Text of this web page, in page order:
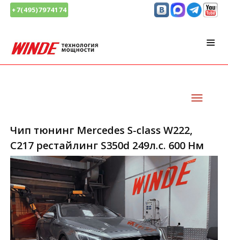
+7(495)7974174
Чип тюнинг Mercedes S-class W222,
C217 рестайлинг S350d 249л.с. 600 Нм